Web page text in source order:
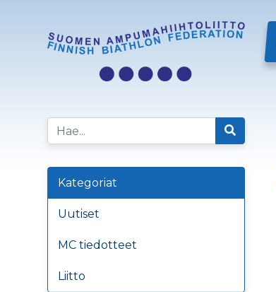
Kategoriat
Uutiset
MC tiedotteet
Liitto